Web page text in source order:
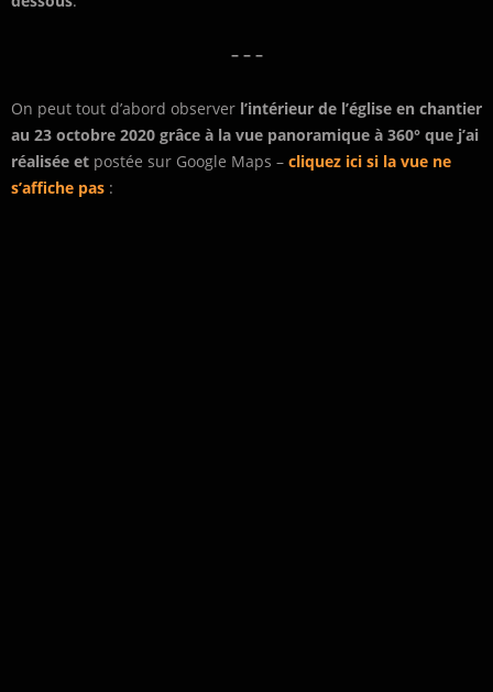
– – –
On peut tout d’abord observer l’intérieur de l’église en chantier
au 23 octobre 2020 grâce à la vue panoramique à 360° que j’ai
réalisée et postée sur Google Maps – cliquez ici si la vue ne
s’affiche pas :